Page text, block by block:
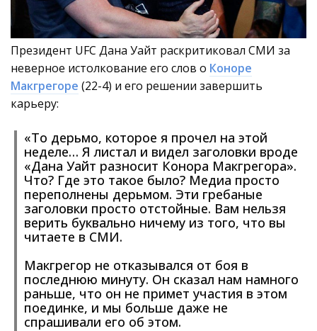
Президент UFC Дана Уайт раскритиковал СМИ за
неверное истолкование его слов о Коноре
Макгрегоре (22-4) и его решении завершить
карьеру:
«То дерьмо, которое я прочел на этой
неделе… Я листал и видел заголовки вроде
«Дана Уайт разносит Конора Макгрегора».
Что? Где это такое было? Медиа просто
переполнены дерьмом. Эти гребаные
заголовки просто отстойные. Вам нельзя
верить буквально ничему из того, что вы
читаете в СМИ.
Макгрегор не отказывался от боя в
последнюю минуту. Он сказал нам намного
раньше, что он не примет участия в этом
поединке, и мы больше даже не
спрашивали его об этом.